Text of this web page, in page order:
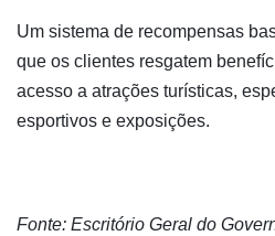
Um sistema de recompensas
que os clientes resgatem
acesso a atrações turísticas,
esportivos e exposições.
Fonte: Escritório Geral do